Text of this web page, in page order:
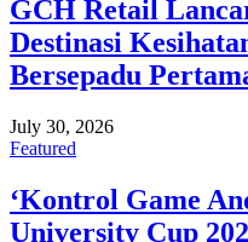
GCH Retail
Destinasi
Bersepadu
July 30, 2026
Featured
‘Kontrol Game
University Cup